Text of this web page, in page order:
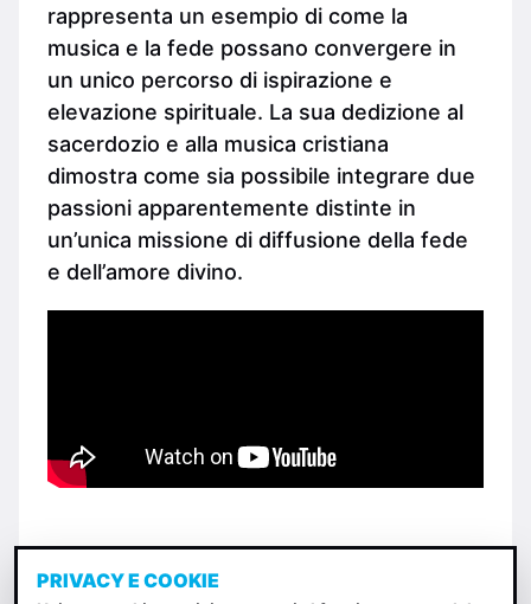
rappresenta un esempio di come la
musica e la fede possano convergere in
un unico percorso di ispirazione e
elevazione spirituale. La sua dedizione al
sacerdozio e alla musica cristiana
dimostra come sia possibile integrare due
passioni apparentemente distinte in
un’unica missione di diffusione della fede
e dell’amore divino.
PRIVACY E COOKIE